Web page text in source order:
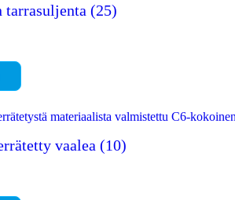
(25)
vaalea (10)